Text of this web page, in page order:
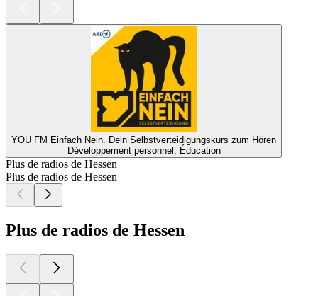
YOU FM Einfach Nein. Dein Selbstverteidigungskurs zum Hören
Développement personnel, Éducation
Plus de radios de Hessen
Plus de radios de Hessen
Plus de radios de Hessen